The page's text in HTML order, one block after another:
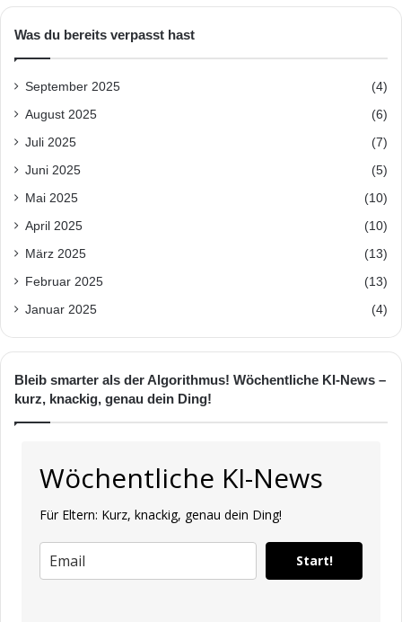
Was du bereits verpasst hast
September 2025 (4)
August 2025 (6)
Juli 2025 (7)
Juni 2025 (5)
Mai 2025 (10)
April 2025 (10)
März 2025 (13)
Februar 2025 (13)
Januar 2025 (4)
Bleib smarter als der Algorithmus! Wöchentliche KI-News –
kurz, knackig, genau dein Ding!
Wöchentliche KI-News
Für Eltern: Kurz, knackig, genau dein Ding!
Start!